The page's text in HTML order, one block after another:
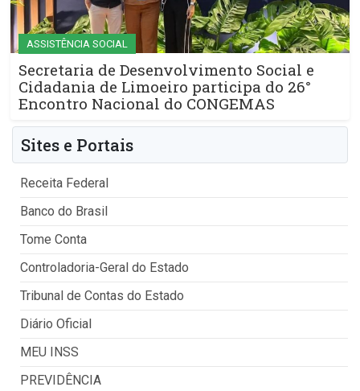
ASSISTÊNCIA SOCIAL
Secretaria de Desenvolvimento Social e
Cidadania de Limoeiro participa do 26°
Encontro Nacional do CONGEMAS
Sites e Portais
Receita Federal
Banco do Brasil
Tome Conta
Controladoria-Geral do Estado
Tribunal de Contas do Estado
Diário Oficial
MEU INSS
PREVIDÊNCIA